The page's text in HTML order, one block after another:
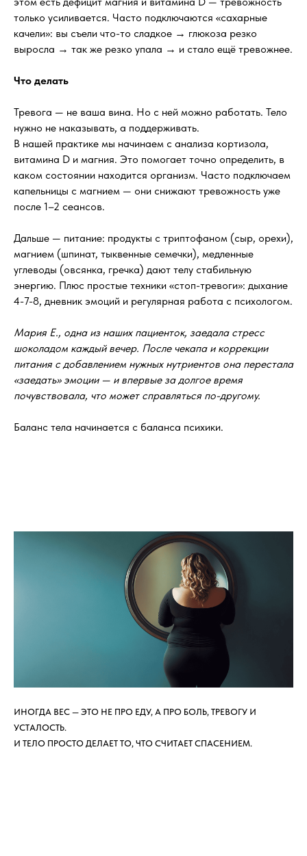
только усиливается. Часто подключаются «сахарные
качели»: вы съели что-то сладкое → глюкоза резко
выросла → так же резко упала → и стало ещё тревожнее.
Что делать
Тревога — не ваша вина. Но с ней можно работать. Тело
нужно не наказывать, а поддерживать.
В нашей практике мы начинаем с анализа кортизола,
витамина D и магния. Это помогает точно определить, в
каком состоянии находится организм. Часто подключаем
капельницы с магнием — они снижают тревожность уже
после 1–2 сеансов.
Дальше — питание: продукты с триптофаном (сыр, орехи),
магнием (шпинат, тыквенные семечки), медленные
углеводы (овсянка, гречка) дают телу стабильную
энергию. Плюс простые техники «стоп-тревоги»: дыхание
4-7-8, дневник эмоций и регулярная работа с психологом.
Мария Е., одна из наших пациенток, заедала стресс
шоколадом каждый вечер. После чекапа и коррекции
питания с добавлением нужных нутриентов она перестала
«заедать» эмоции — и впервые за долгое время
почувствовала, что может справляться по-другому.
Баланс тела начинается с баланса психики.
ИНОГДА ВЕС — ЭТО НЕ ПРО ЕДУ, А ПРО БОЛЬ, ТРЕВОГУ И
УСТАЛОСТЬ.
И ТЕЛО ПРОСТО ДЕЛАЕТ ТО, ЧТО СЧИТАЕТ СПАСЕНИЕМ.